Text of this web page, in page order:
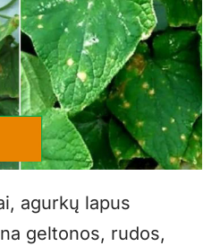
agurkų lapus
geltonos, rudos,